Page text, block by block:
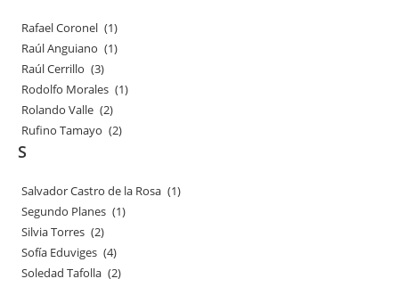
Rafael Coronel (1)
Raúl Anguiano (1)
Raúl Cerrillo (3)
Rodolfo Morales (1)
Rolando Valle (2)
Rufino Tamayo (2)
S
Salvador Castro de la Rosa (1)
Segundo Planes (1)
Silvia Torres (2)
Sofía Eduviges (4)
Soledad Tafolla (2)